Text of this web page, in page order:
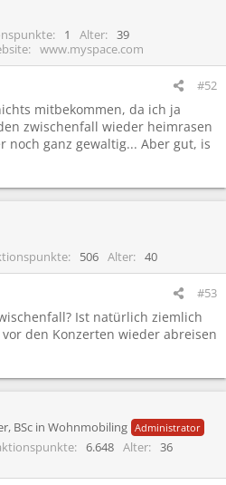
1 Alter
39
www.myspace.com
#52
mitbekommen, da ich ja
zwischenfall wieder heimrasen
noch ganz gewaltig... Aber gut, is
506 Alter 40
#53
Ist natürlich ziemlich
den Konzerten wieder abreisen
BSc in Wohnmobiling Administrator
6.648 Alter
36